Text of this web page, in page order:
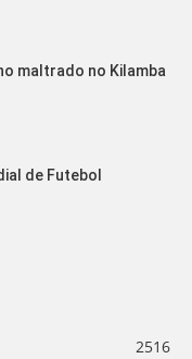
maltrado no Kilamba
de Futebol
2516